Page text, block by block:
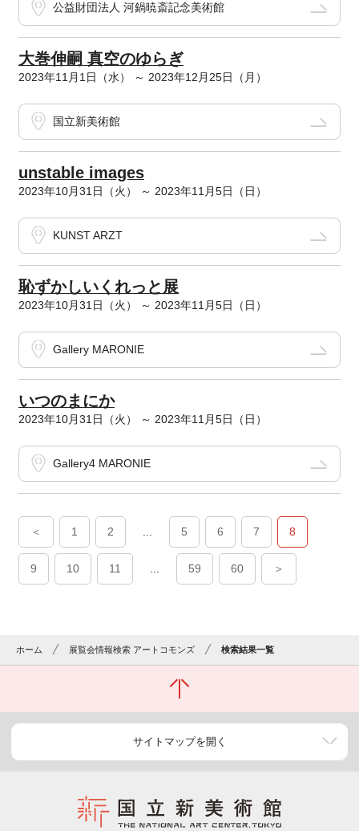
公益財団法人 河鍋暁斎記念美術館
大巻伸嗣 真空のゆらぎ
2023年11月1日（水） ～ 2023年12月25日（月）
国立新美術館
unstable images
2023年10月31日（火） ～ 2023年11月5日（日）
KUNST ARZT
恥ずかしいくれっと展
2023年10月31日（火） ～ 2023年11月5日（日）
Gallery MARONIE
いつのまにか
2023年10月31日（火） ～ 2023年11月5日（日）
Gallery4 MARONIE
＜ 1 2 5 6 7 8
9 10 11 59 60 ＞
ホーム 展覧会情報検索 アートコモンズ 検索結果一覧
サイトマップを開く